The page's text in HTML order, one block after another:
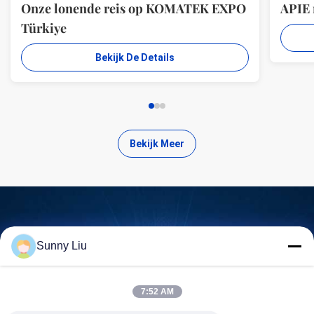
Onze lonende reis op KOMATEK EXPO
Türkiye
Bekijk De Details
APIE
Bekijk Meer
Zoek kwalitatief hoogwaardige
producten
Sunny Liu
7:52 AM